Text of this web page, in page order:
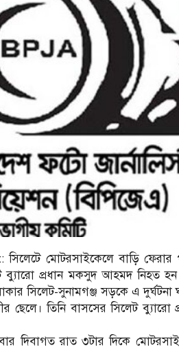
মোটরসাইকেলে বাড়ি ফেরার
ব্যুারো প্রধান মকসুদ আহমদ নিহত
সিলেট-সুনামগঞ্জ সড়কে এ
তিনি বাসসের সিলেট ব্যুারো
দিবাগত রাত ৩টার দিকে